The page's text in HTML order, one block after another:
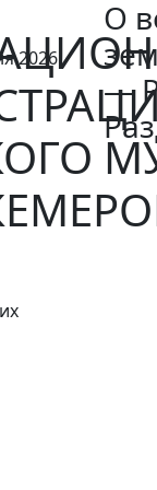
2026
О
—